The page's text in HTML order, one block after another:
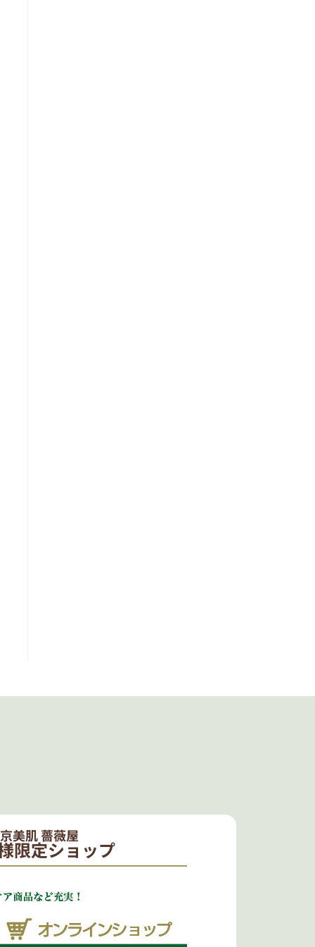
京美肌 薔薇屋
限定ショップ